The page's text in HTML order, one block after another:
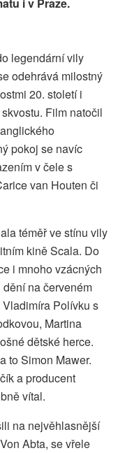
i v Praze.
legendární vily
odehrává milostný
20. století i
Film natočil
pokoj se navíc
v čele s
van Houten či
téměř ve stínu vily
kině Scala. Do
i mnoho vzácných
na červeném
Polívku s
Martina
dětské herce.
to Simon Mawer.
a producent
vítal.
na nejvěhlasnější
Abta, se vřele